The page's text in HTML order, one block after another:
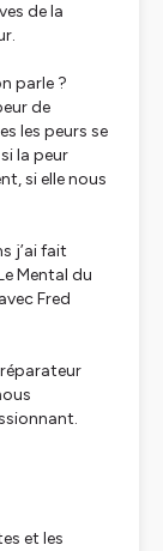
de la
parle ?
de
les peurs se
la peur
si elle nous
j’ai fait
Mental du
Fred
et les